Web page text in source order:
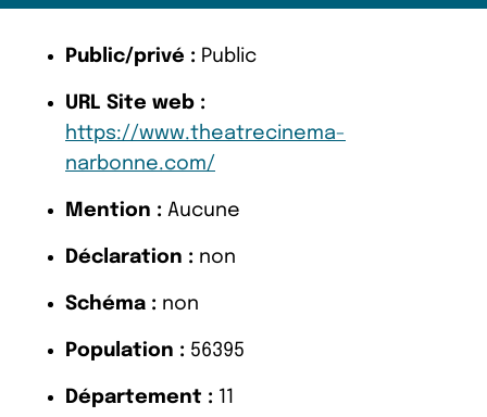
Public/privé : Public
URL Site web :
https://www.theatrecinema-
narbonne.com/
Mention : Aucune
Déclaration : non
Schéma : non
Population : 56395
Département : 11